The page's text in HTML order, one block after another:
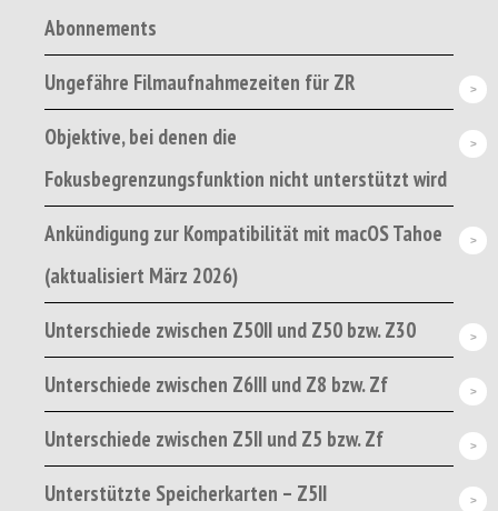
Abonnements
Ungefähre Filmaufnahmezeiten für ZR
Objektive, bei denen die
Fokusbegrenzungsfunktion nicht unterstützt wird
Ankündigung zur Kompatibilität mit macOS Tahoe
(aktualisiert März 2026)
Unterschiede zwischen Z50II und Z50 bzw. Z30
Unterschiede zwischen Z6III und Z8 bzw. Zf
Unterschiede zwischen Z5II und Z5 bzw. Zf
Unterstützte Speicherkarten – Z5II